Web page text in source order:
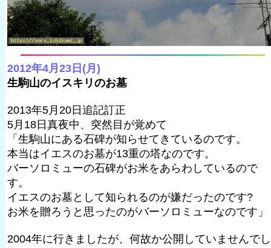
2012年4月23日(月)
生駒山のイスキリのお墓
2013年5月20日追記訂正
5月18日真夜中、突然目が覚めて
「生駒山にある石碑が知らせてきているのです。
本当はイエスのお墓が13重の塔なのです。
バーソロミューの石碑がお米をあらわしているので
す。
イエスのお墓として知られるのが嫌だったのです?
お米を贈ろうと思ったのがバーソロミューなのです」
2004年に行きましたが、何故か公開していませんでし